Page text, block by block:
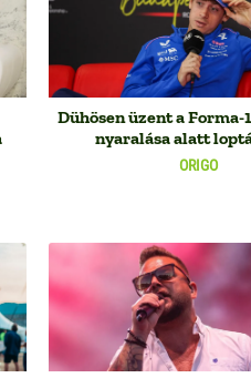
ORIGO
Dühösen üzent a Forma-
nyaralása alatt